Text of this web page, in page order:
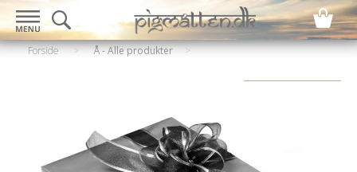
Forside > Å - Alle produkter